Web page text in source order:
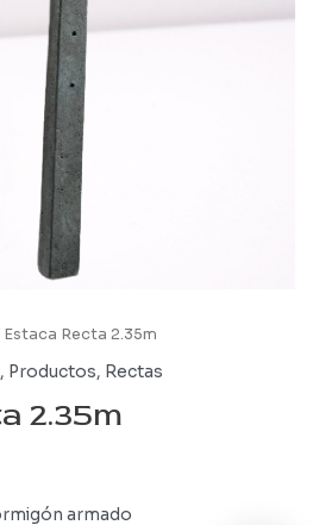
Estaca Recta 2.35m
, Productos, Rectas
2.35m
armado